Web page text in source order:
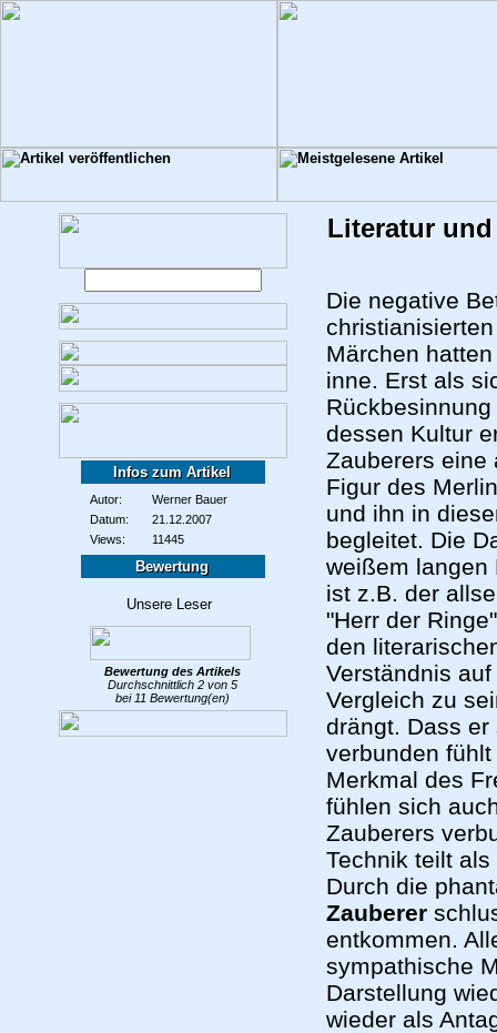
Infos zum Artikel
Autor:
Werner Bauer
Datum:
21.12.2007
Views:
11445
Bewertung
Bewertung des Artikels
Durchschnittlich 2 von 5
bei 11 Bewertung(en)
Literatur
Die negative
Märchen
inne. Erst als
dessen Kultur
Zauberers eine
Figur des
und ihn in
begleitet. Die
weißem langen
ist z.B. der
"Herr der
den
Verständnis
Vergleich zu
drängt. Dass er
verbunden
Merkmal des
fühlen sich
Zauberers
Technik teilt
Durch die
Zauberer
entkommen.
sympathische
Darstellung
wieder als